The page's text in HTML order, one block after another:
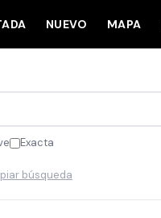
NUEVO MAPA
Exacta
búsqueda